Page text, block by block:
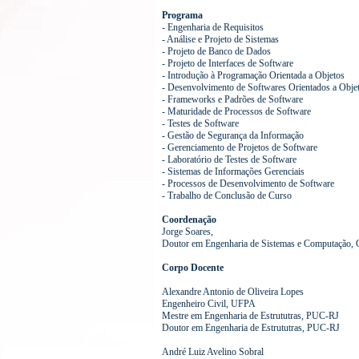
Programa
- Engenharia de Requisitos
- Análise e Projeto de Sistemas
- Projeto de Banco de Dados
- Projeto de Interfaces de Software
- Introdução à Programação Orientada a Objetos
- Desenvolvimento de Softwares Orientados a
- Frameworks e Padrões de Software
- Maturidade de Processos de Software
- Testes de Software
- Gestão de Segurança da Informação
- Gerenciamento de Projetos de Software
- Laboratório de Testes de Software
- Sistemas de Informações Gerenciais
- Processos de Desenvolvimento de Software
- Trabalho de Conclusão de Curso
Coordenação
Jorge Soares,
Doutor em Engenharia de Sistemas e Computação,
Corpo Docente
Alexandre Antonio de Oliveira Lopes
Engenheiro Civil, UFPA
Mestre em Engenharia de Estrututras, PUC-RJ
Doutor em Engenharia de Estrututras, PUC-RJ
André Luiz Avelino Sobral